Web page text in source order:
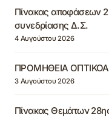
Πίνακας αποφάσεων
συνεδρίασης Δ.Σ.
4 Αυγούστου 2026
ΠΡΟΜΗΘΕΙΑ
3 Αυγούστου 2026
Πίνακας Θεμάτων